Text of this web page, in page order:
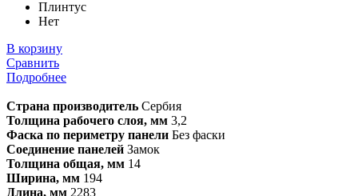
Плинтус
Нет
В корзину
Сравнить
Подробнее
Страна производитель Сербия
Толщина рабочего слоя, мм 3,2
Фаска по периметру панели Без фаски
Соединение панелей Замок
Толщина общая, мм 14
Ширина, мм 194
Длина, мм 2283